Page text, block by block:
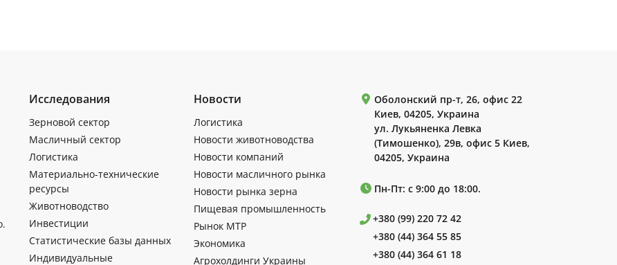
Исследования
Зерновой сектор
Масличный сектор
Логистика
Материально-технические
ресурсы
Животноводство
Инвестиции
Статистические базы данных
Индивидуальные
Новости
Логистика
Новости животноводства
Новости компаний
Новости масличного рынка
Новости рынка зерна
Пищевая промышленность
Рынок МТР
Экономика
Агрохолдинги Украины
Оболонский пр-т, 26, офис 22
Киев, 04205, Украина
ул. Лукьяненка Левка
(Тимошенко), 29в, офис 5 Киев,
04205, Украина
Пн-Пт: с 9:00 до 18:00.
+380 (99) 220 72 42
+380 (44) 364 55 85
+380 (44) 364 61 18